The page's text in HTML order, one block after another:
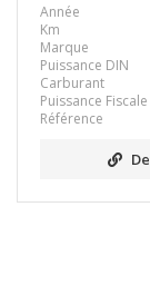
Année
Km
Marque
Puissance DIN
Carburant
Puissance Fiscale
Référence